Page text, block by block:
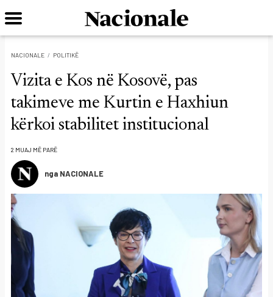
NACIONALE POLITIKË
Vizita e Kos në Kosovë, pas
takimeve me Kurtin e Haxhiun
kërkoi stabilitet institucional
2 MUAJ MË PARË
nga NACIONALE